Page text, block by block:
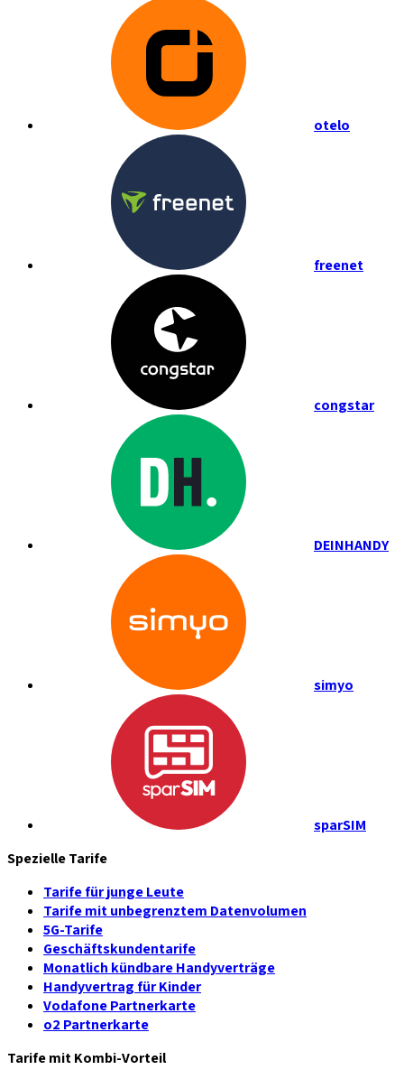
otelo
freenet
congstar
DEINHANDY
simyo
sparSIM
Spezielle Tarife
Tarife für junge Leute
Tarife mit unbegrenztem Datenvolumen
5G-Tarife
Geschäftskundentarife
Monatlich kündbare Handyverträge
Handyvertrag für Kinder
Vodafone Partnerkarte
o2 Partnerkarte
Tarife mit Kombi-Vorteil